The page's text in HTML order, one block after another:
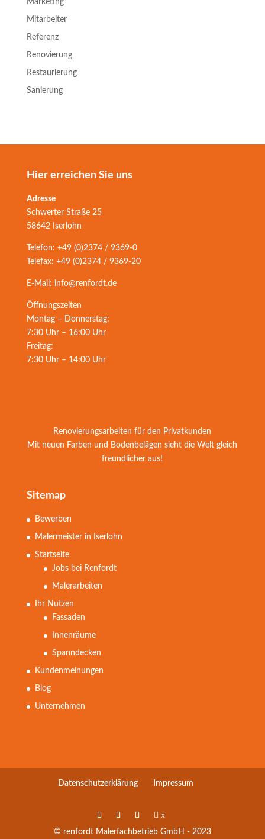
Marketing
Mitarbeiter
Referenz
Renovierung
Restaurierung
Sanierung
Hier erreichen Sie uns
Adresse
Schwerter Straße 25
58642 Iserlohn
Telefon: +49 (0)2374 / 9369-0
Telefax: +49 (0)2374 / 9369-20
E-Mail: info@renfordt.de
Öffnungszeiten
Montag – Donnerstag:
7:30 Uhr – 16:00 Uhr
Freitag:
7:30 Uhr – 14:00 Uhr
Renovierungsarbeiten für den Privatkunden
Mit neuen Farben und Bodenbelägen sieht die Welt gleich
freundlicher aus!
Sitemap
Bewerben
Malermeister in Iserlohn
Startseite
Jobs bei Renfordt
Malerarbeiten
Ihr Nutzen
Fassaden
Innenräume
Spanndecken
Kundenmeinungen
Blog
Unternehmen
Datenschutzerklärung Impressum
x
© renfordt Malerfachbetrieb GmbH - 2023